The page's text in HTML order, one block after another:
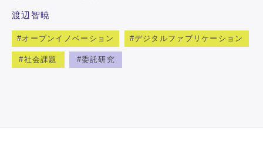
渡辺智暁
オープンイノベーション デジタルファブリケーション
社会課題 委託研究